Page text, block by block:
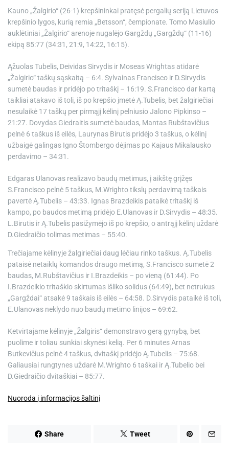
Kauno „Žalgirio“ (26-1) krepšininkai pratęsė pergalių seriją Lietuvos
krepšinio lygos, kurią remia „Betsson“, čempionate. Tomo Masiulio
auklėtiniai „Žalgirio“ arenoje nugalėjo Gargždų „Gargždų“ (11-16)
ekipą 85:77 (34:31, 21:9, 14:22, 16:15).
Ąžuolas Tubelis, Deividas Sirvydis ir Moseas Wrightas atidarė
„Žalgirio“ taškų sąskaitą – 6:4. Sylvainas Francisco ir D.Sirvydis
sumetė baudas ir pridėjo po tritaškį – 16:19. S.Francisco dar kartą
taikliai atakavo iš toli, iš po krepšio įmetė Ą.Tubelis, bet žalgiriečiai
nesulaikė 17 taškų per pirmąjį kėlinį pelniusio Jalono Pipkinso –
21:27. Dovydas Giedraitis sumetė baudas, Mantas Rubštavičius
pelnė 6 taškus iš eilės, Laurynas Birutis pridėjo 3 taškus, o kėlinį
užbaigė galingas Igno Štombergo dėjimas po Kajaus Mikalausko
perdavimo – 34:31.
Edgaras Ulanovas realizavo baudų metimus, į aikštę grįžęs
S.Francisco pelnė 5 taškus, M.Wrighto tikslų perdavimą taškais
pavertė Ą.Tubelis – 43:33. Ignas Brazdeikis pataikė tritaškį iš
kampo, po baudos metimą pridėjo E.Ulanovas ir D.Sirvydis – 48:35.
L.Birutis ir Ą.Tubelis pasižymėjo iš po krepšio, o antrąjį kėlinį uždarė
D.Giedraičio tolimas metimas – 55:40.
Trečiajame kėlinyje žalgiriečiai daug lėčiau rinko taškus. Ą.Tubelis
pataisė netaiklų komandos draugo metimą, S.Francisco sumetė 2
baudas, M.Rubštavičius ir I.Brazdeikis – po vieną (61:44). Po
I.Brazdeikio tritaškio skirtumas išliko solidus (64:49), bet netrukus
„Gargždai“ atsakė 9 taškais iš eilės – 64:58. D.Sirvydis pataikė iš toli,
E.Ulanovas neklydo nuo baudų metimo linijos – 69:62.
Ketvirtajame kėlinyje „Žalgiris“ demonstravo gerą gynybą, bet
puolime ir toliau sunkiai skynėsi kelią. Per 6 minutes Arnas
Butkevičius pelnė 4 taškus, dvitaškį pridėjo Ą.Tubelis – 75:68.
Galiausiai rungtynes uždarė M.Wrighto 6 taškai ir Ą.Tubelio bei
D.Giedraičio dvitaškiai – 85:77.
Nuoroda į informacijos šaltinį
Share Tweet